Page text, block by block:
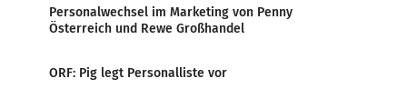
Personalwechsel im Marketing von Penny
Österreich und Rewe Großhandel
ORF: Pig legt Personalliste vor